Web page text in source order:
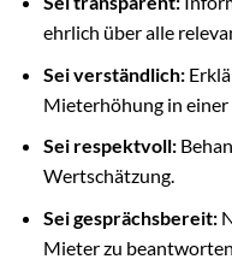
ehrlich über alle
Sei verständlich:
Mieterhöhung in einer
Sei respektvoll:
Wertschätzung.
Sei gesprächsbereit:
Mieter zu